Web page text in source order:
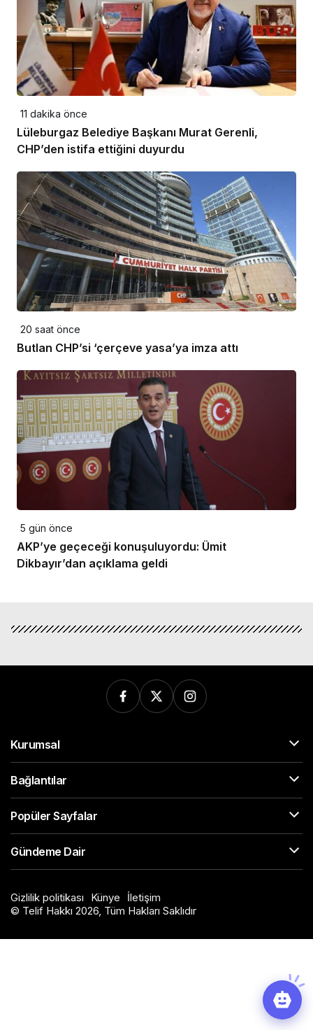
11 dakika önce
Lüleburgaz Belediye Başkanı Murat Gerenli,
CHP’den istifa ettiğini duyurdu
20 saat önce
Butlan CHP’si ‘çerçeve yasa’ya imza attı
5 gün önce
AKP’ye geçeceği konuşuluyordu: Ümit
Dikbayır’dan açıklama geldi
Kurumsal
Bağlantılar
Popüler Sayfalar
Gündeme Dair
Gizlilik politikası Künye
İletişim
© Telif Hakkı 2026, Tüm Hakları Saklıdır